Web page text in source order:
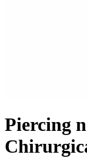
Piercing